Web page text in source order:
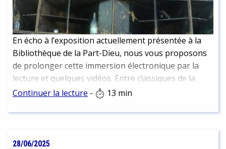
En écho à l’exposition actuellement présentée à la
Bibliothèque de la Part-Dieu, nous vous proposons
de prolonger cette immersion électronique par la
lecture et quelques vidéos. Entre classiques de la
culture électro et nouvelles perspectives.
Continuer la lecture - 13 min
28/06/2025